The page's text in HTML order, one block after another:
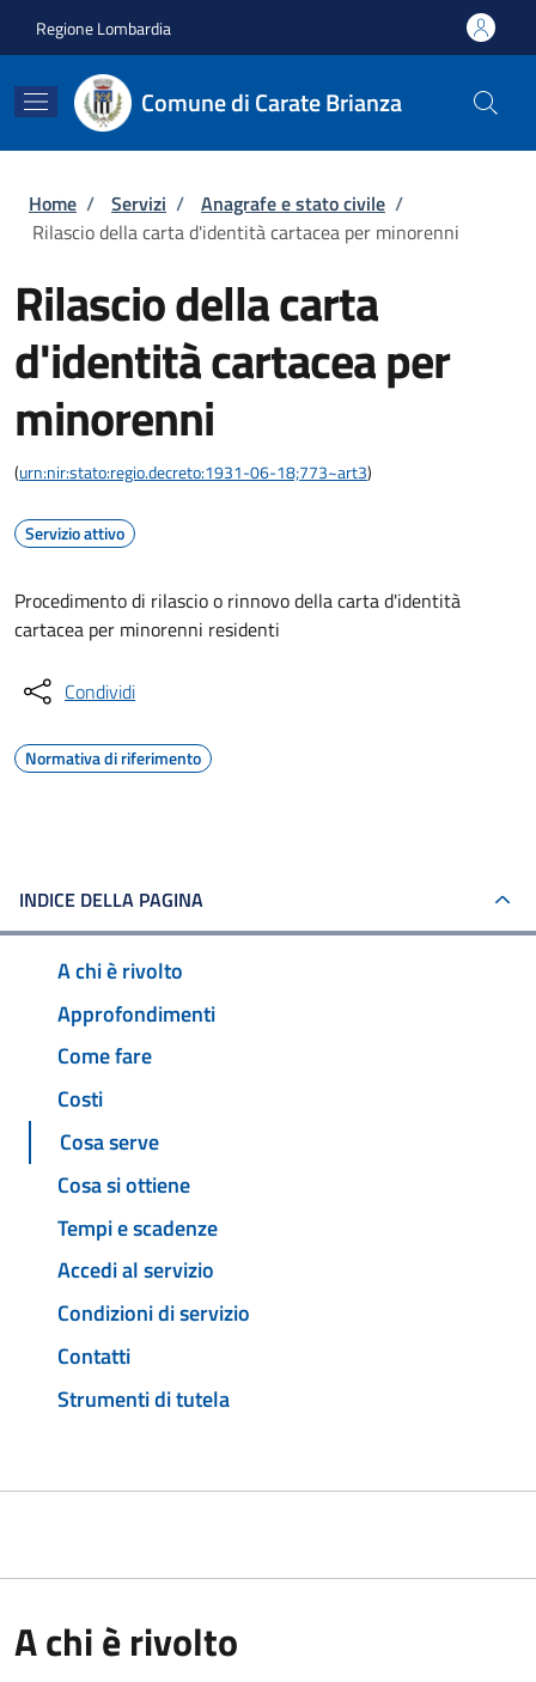
Regione Lombardia
Comune di Carate Brianza
Briciole di pane
Home / Servizi / Anagrafe e stato civile /
Rilascio della carta d'identità cartacea per minorenni
Rilascio della carta
d'identità cartacea per
minorenni
(urn:nir:stato:regio.decreto:1931-06-18;773~art3)
Servizio attivo
Procedimento di rilascio o rinnovo della carta d'identità
cartacea per minorenni residenti
Condividi
Normativa di riferimento
INDICE DELLA PAGINA
A chi è rivolto
Approfondimenti
Come fare
Costi
Cosa serve
Cosa si ottiene
Tempi e scadenze
Accedi al servizio
Condizioni di servizio
Contatti
Strumenti di tutela
A chi è rivolto